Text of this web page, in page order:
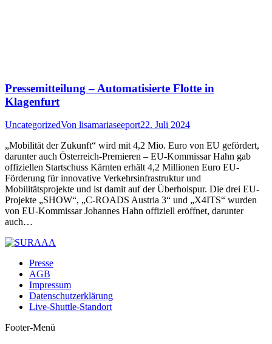
Pressemitteilung – Automatisierte Flotte in
Klagenfurt
UncategorizedVon lisamariaseeport22. Juli 2024
„Mobilität der Zukunft“ wird mit 4,2 Mio. Euro von EU gefördert,
darunter auch Österreich-Premieren – EU-Kommissar Hahn gab
offiziellen Startschuss Kärnten erhält 4,2 Millionen Euro EU-
Förderung für innovative Verkehrsinfrastruktur und
Mobilitätsprojekte und ist damit auf der Überholspur. Die drei EU-
Projekte „SHOW“, „C-ROADS Austria 3“ und „X4ITS“ wurden
von EU-Kommissar Johannes Hahn offiziell eröffnet, darunter
auch…
Presse
AGB
Impressum
Datenschutzerklärung
Live-Shuttle-Standort
Footer-Menü